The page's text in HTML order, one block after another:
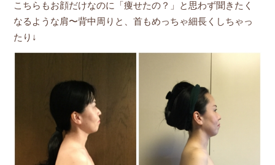
こちらもお顔だけなのに「痩せたの？」と思わず聞きたく
なるような肩〜背中周りと、首もめっちゃ細長くしちゃっ
たり↓